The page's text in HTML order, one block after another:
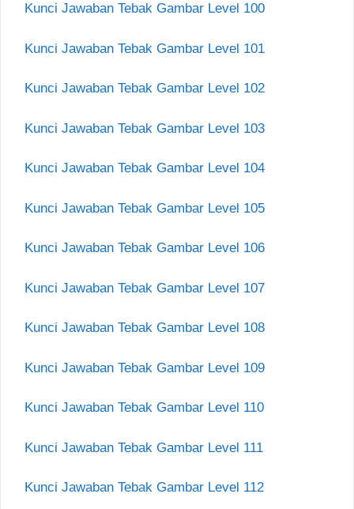
Kunci Jawaban Tebak Gambar Level 100
Kunci Jawaban Tebak Gambar Level 101
Kunci Jawaban Tebak Gambar Level 102
Kunci Jawaban Tebak Gambar Level 103
Kunci Jawaban Tebak Gambar Level 104
Kunci Jawaban Tebak Gambar Level 105
Kunci Jawaban Tebak Gambar Level 106
Kunci Jawaban Tebak Gambar Level 107
Kunci Jawaban Tebak Gambar Level 108
Kunci Jawaban Tebak Gambar Level 109
Kunci Jawaban Tebak Gambar Level 110
Kunci Jawaban Tebak Gambar Level 111
Kunci Jawaban Tebak Gambar Level 112